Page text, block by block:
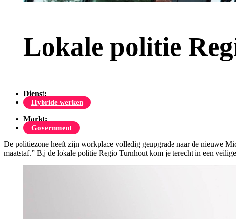
Lokale politie
Dienst:
Hybride werken
Markt:
Government
De politiezone heeft zijn workplace volledig geupgrade naar de nieuwe
maatstaf.” Bij de lokale politie Regio Turnhout kom je terecht in een